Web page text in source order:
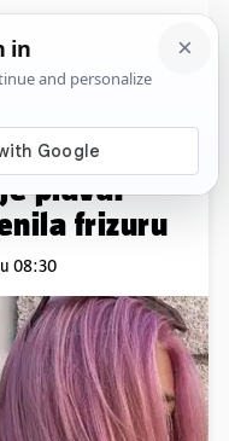
Komentari
plava!
frizuru
08:30